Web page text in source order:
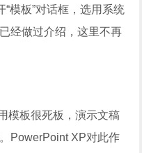
“模板”对话框，选用系统
经做过介绍，这里不再
板很死板，演示文稿
PowerPoint XP对此作